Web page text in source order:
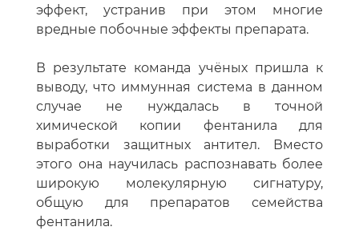
эффект, устранив при этом многие
вредные побочные эффекты препарата.
В результате команда учёных пришла к
выводу, что иммунная система в данном
случае не нуждалась в точной
химической копии фентанила для
выработки защитных антител. Вместо
этого она научилась распознавать более
широкую молекулярную сигнатуру,
общую для препаратов семейства
фентанила.